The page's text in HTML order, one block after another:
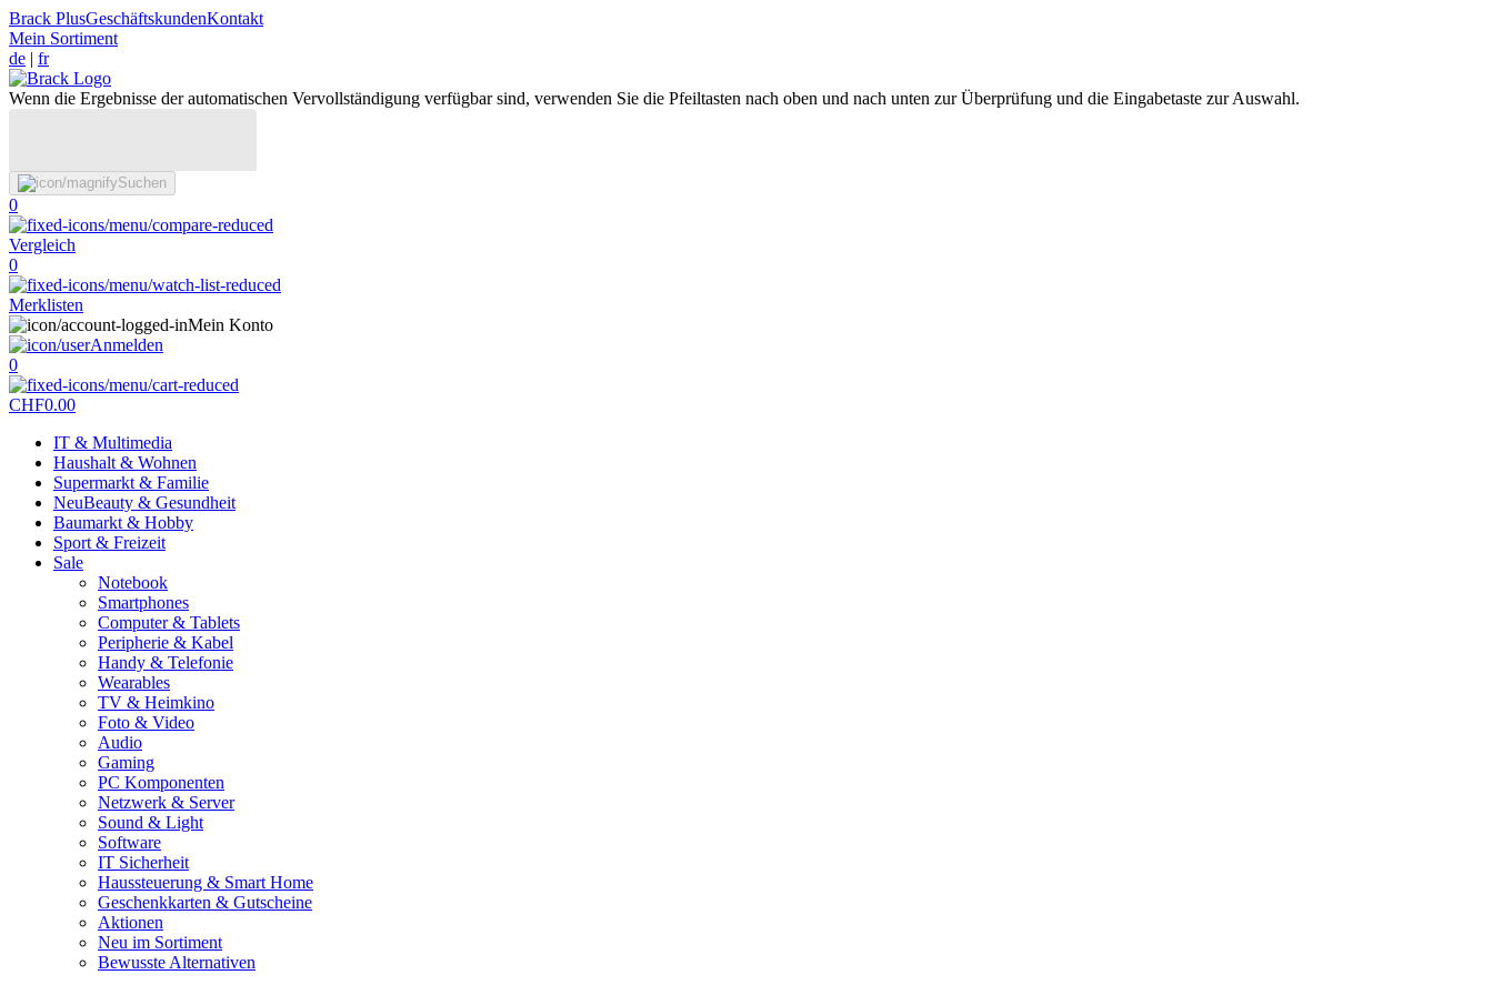
Brack PlusGeschäftskundenKontakt
Mein Sortiment
de | fr
Wenn die Ergebnisse der automatischen Vervollständigung verfügbar sind, verwenden Sie die Pfeiltasten nach oben und nach unten zur Überprüfung und die Eingabetaste zur Auswahl.
Suchen
0
Vergleich
0
Merklisten
Mein Konto
Anmelden
0
CHF0.00
IT & Multimedia
Haushalt & Wohnen
Supermarkt & Familie
NeuBeauty & Gesundheit
Baumarkt & Hobby
Sport & Freizeit
Sale
Notebook
Smartphones
Computer & Tablets
Peripherie & Kabel
Handy & Telefonie
Wearables
TV & Heimkino
Foto & Video
Audio
Gaming
PC Komponenten
Netzwerk & Server
Sound & Light
Software
IT Sicherheit
Haussteuerung & Smart Home
Geschenkkarten & Gutscheine
Aktionen
Neu im Sortiment
Bewusste Alternativen